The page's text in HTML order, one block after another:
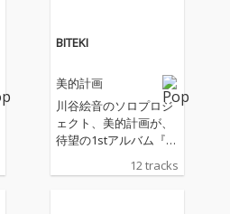
BITEKI
美的計画
川谷絵音のソロプロジ
ェクト、美的計画が、
待望の1stアルバム『BI
ス。 美的計画は、川谷
12 tracks